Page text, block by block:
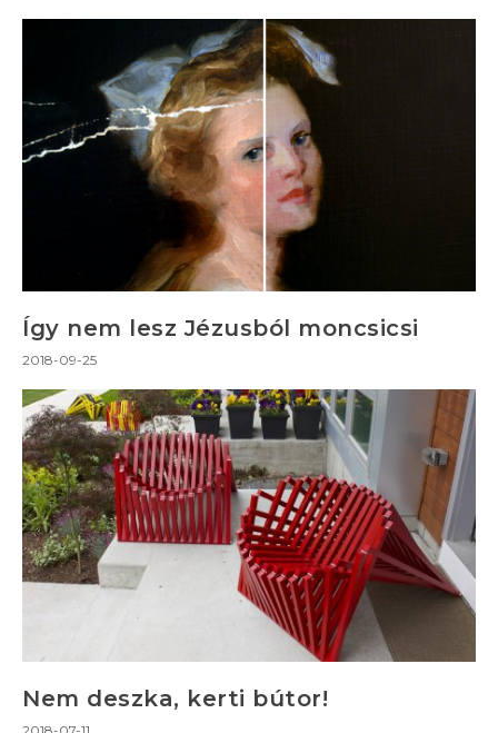
Így nem lesz Jézusból moncsicsi
2018-09-25
Nem deszka, kerti bútor!